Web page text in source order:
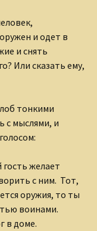
и одет в
и снять
Или сказать ему,
тонкими
с мыслями, и
желает
с ним. Тот,
оружия, то ты
воинами.
в доме.